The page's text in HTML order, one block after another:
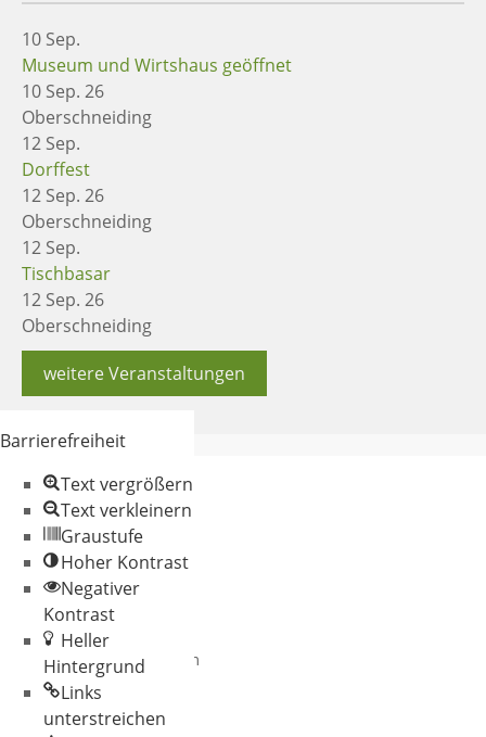
10 Sep.
Museum und Wirtshaus geöffnet
10 Sep. 26
Oberschneiding
12 Sep.
Dorffest
12 Sep. 26
Oberschneiding
12 Sep.
Tischbasar
12 Sep. 26
Oberschneiding
weitere Veranstaltungen
© 2026 Gemeinde
Oberschneiding
Datenschutz
Impressum
Barrierefreiheit
Text vergrößern
Text verkleinern
Graustufe
Hoher Kontrast
Negativer
Kontrast
Heller
Hintergrund
Links
unterstreichen